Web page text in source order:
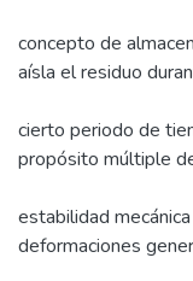
concepto de
aísla el residuo
cierto periodo de
propósito múltiple
estabilidad
deformaciones